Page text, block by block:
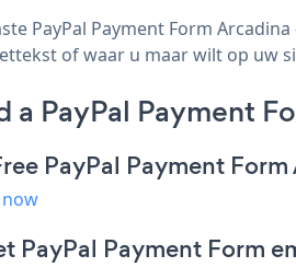
PayPal Payment Form
of waar u maar wilt op uw
a PayPal Payment
PayPal Payment
PayPal Payment Form